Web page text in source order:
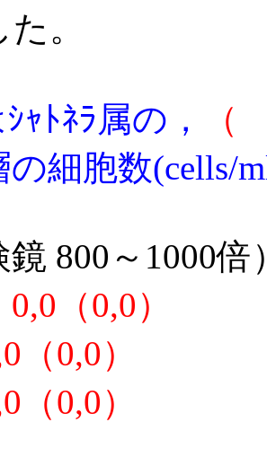
。
ｬﾄﾈﾗ属の，
（
の細胞数(cells/
鏡 800～1000倍
0,0（0,0）
（0,0）
（0,0）